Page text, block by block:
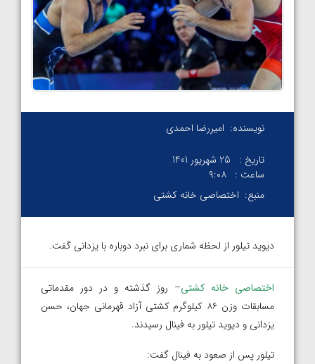
نویسنده: امیررضا احمدی
تاریخ :
25 شهریور 1401
ساعت : ۹:۰۸
منبع: اختصاصی خانه کشتی
دیوید تیلور از لحظه شماری برای نبرد دوباره با یزدانی گفت.
اختصاصی خانه کشتی– روز گذشته و در دور مقدماتی
مسابقات وزن‌ ۸۶ کیلوگرم کشتی آزاد قهرمانی جهان، حسن
یزدانی و دیوید تیلور به فینال رسیدند.
تیلور پس از صعود به فینال گفت: